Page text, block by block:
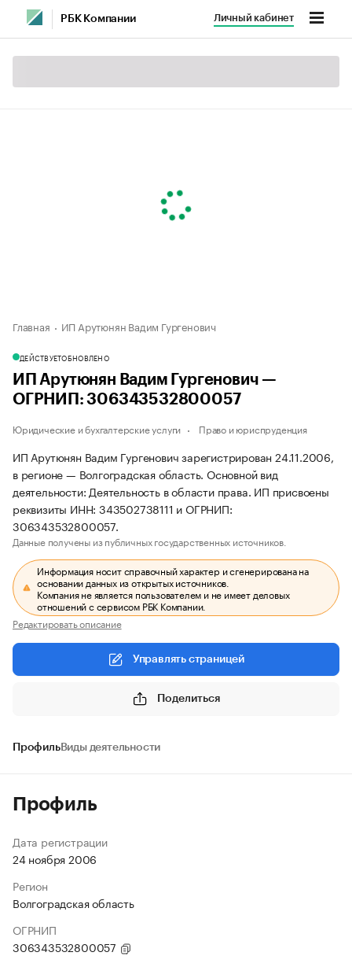
РБК Компании Личный кабинет
Главная ИП Арутюнян Вадим Гургенович
ДЕЙСТВУЕТОБНОВЛЕНО
ИП Арутюнян Вадим Гургенович —
ОГРНИП: 306343532800057
Юридические и бухгалтерские услуги Право и юриспруденция
ИП Арутюнян Вадим Гургенович зарегистрирован 24.11.2006,
в регионе — Волгоградская область. Основной вид
деятельности: Деятельность в области права. ИП присвоены
реквизиты ИНН: 343502738111 и ОГРНИП:
306343532800057.
Данные получены из публичных государственных источников.
Информация носит справочный характер и сгенерирована на
основании данных из открытых источников.
Компания не является пользователем и не имеет деловых
отношений с сервисом РБК Компании.
Редактировать описание
Управлять страницей
Поделиться
ПрофильВиды деятельности
Профиль
Дата регистрации
24 ноября 2006
Регион
Волгоградская область
ОГРНИП
306343532800057